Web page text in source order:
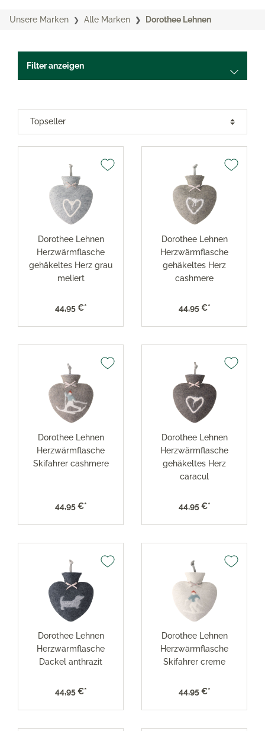
Unsere Marken Alle Marken Dorothee Lehnen
Filter anzeigen
Dorothee Lehnen
Herzwärmflasche
gehäkeltes Herz grau
meliert
44,95 €*
Dorothee Lehnen
Herzwärmflasche
gehäkeltes Herz
cashmere
44,95 €*
Dorothee Lehnen
Herzwärmflasche
Skifahrer cashmere
44,95 €*
Dorothee Lehnen
Herzwärmflasche
gehäkeltes Herz
caracul
44,95 €*
Dorothee Lehnen
Herzwärmflasche
Dackel anthrazit
44,95 €*
Dorothee Lehnen
Herzwärmflasche
Skifahrer creme
44,95 €*